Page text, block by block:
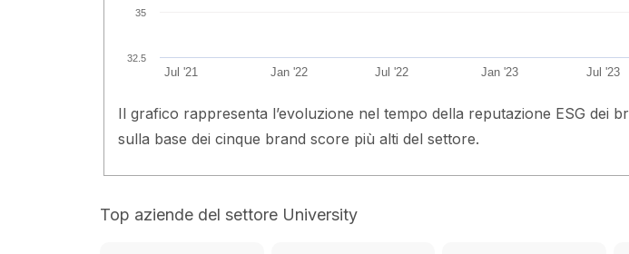
Jul '21 Jan '22 Jul '22 Jan '23 Jul '23
32.5
35
Il grafico rappresenta l’evoluzione nel tempo della reputazione ESG dei
sulla base dei cinque brand score più alti del settore.
Top aziende del settore University